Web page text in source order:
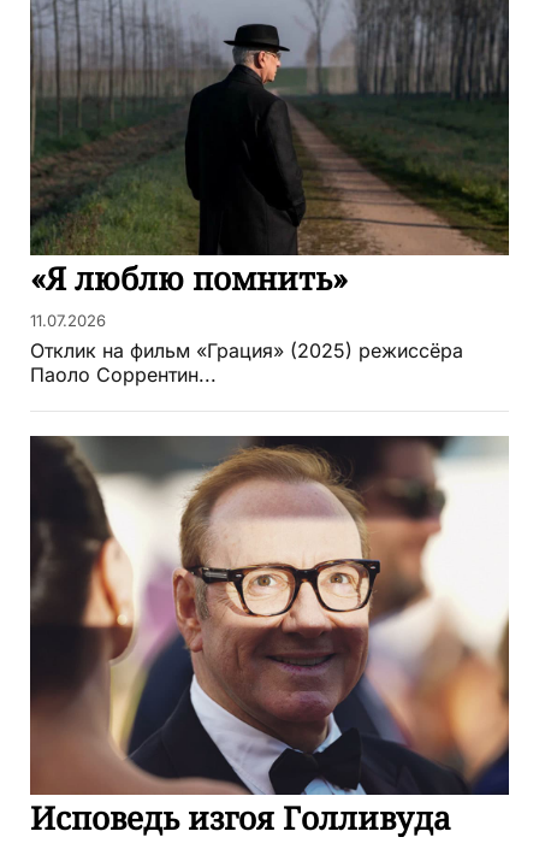
«Я люблю помнить»
11.07.2026
Отклик на фильм «Грация» (2025) режиссёра
Паоло Соррентин...
Исповедь изгоя Голливуда